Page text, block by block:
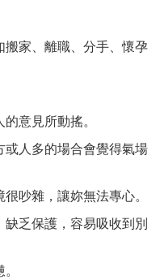
家、離職、分手、懷孕
意見所動搖。
人多的場合會覺得氣場
吵雜，讓妳無法專心。
乏保護，容易吸收到別